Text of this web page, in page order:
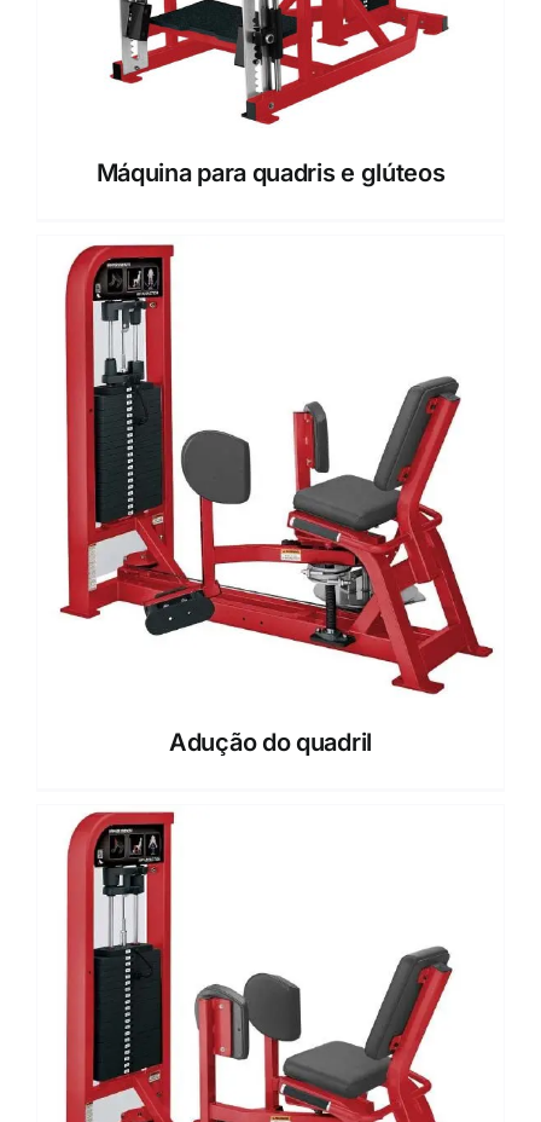
Máquina para quadris e glúteos
Adução do quadril